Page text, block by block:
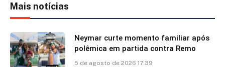
Mais notícias
Neymar curte momento familiar após
polêmica em partida contra Remo
5 de agosto de 2026 17:39